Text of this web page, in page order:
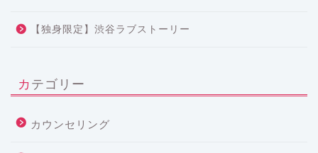
【独身限定】渋谷ラブストーリー
カテゴリー
カウンセリング